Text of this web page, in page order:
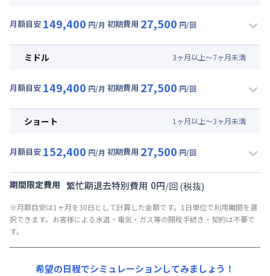
月額目安 149,400 円/月 初期費用 27,500 円/回
月額賃料目安(30日利用)
光熱費他 : 24,000円/月 (800円/日) (税抜)
その他費用 :
ミドル 3ヶ月以上～7ヶ月未満
月額目安 149,400 円/月 初期費用 27,500 円/回
月額賃料目安(30日利用)
光熱費他 : 24,000円/月 (800円/日) (税抜)
その他費用 :
ショート 1 ヶ月以上～3ヶ月未満
月額目安 152,400 円/月 初期費用 27,500 円/回
月額賃料目安(30日利用)
光熱費他 : 24,000円/月 (800円/日) (税抜)
清掃料他 :
その他費用 :
期間限定費用 繁忙期退去特別費用 0円/回(税抜)
※月額目安は1ヶ月を30日として計算した金額です。1日単位で利用期間を選
択できます。お客様による水道・電気・ガス等の開栓手続き・契約は不要で
す。
希望の日程でシミュレーションしてみましょう！